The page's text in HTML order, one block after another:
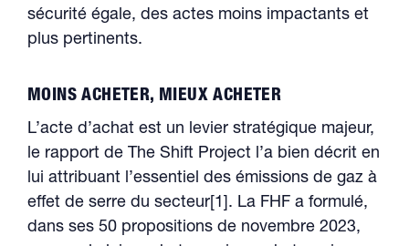
sécurité égale, des actes moins impactants et
plus pertinents.
MOINS ACHETER, MIEUX ACHETER
L’acte d’achat est un levier stratégique majeur,
le rapport de The Shift Project l’a bien décrit en
lui attribuant l’essentiel des émissions de gaz à
effet de serre du secteur[1]. La FHF a formulé,
dans ses 50 propositions de novembre 2023,